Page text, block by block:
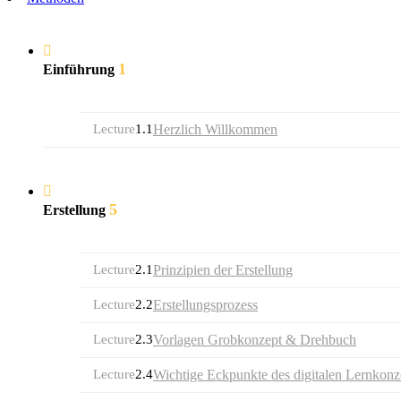
Einführung 1
Lecture1.1Herzlich Willkommen
Erstellung 5
Lecture2.1Prinzipien der Erstellung
Lecture2.2Erstellungsprozess
Lecture2.3Vorlagen Grobkonzept & Drehbuch
Lecture2.4Wichtige Eckpunkte des digitalen